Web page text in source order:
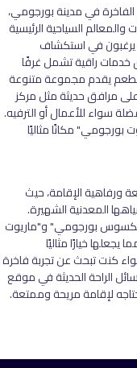
في مدينة بورجومي،
السياحية الرئيسية
يرغبون في استكشاف
خدمات راقية تشمل غرفًا
مطعم يقدم مجموعة متنوعة
مرافق حديثة مثل مركز
سواء للأعمال أو الترفيه.
بورجومي" مكانًا مثاليًا
ورفاهية الإقامة، حيث
المعدنية الشهيرة.
بورجومي" و"ماريوت
خيارًا مثاليًا
كنت تبحث عن تجربة فاخرة
الراحة الحديثة في موقع
لإقامة مريحة وممتعة.